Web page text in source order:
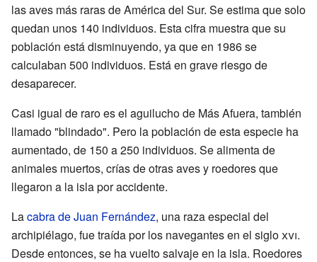
las aves más raras de América del Sur. Se estima que solo
quedan unos 140 individuos. Esta cifra muestra que su
población está disminuyendo, ya que en 1986 se
calculaban 500 individuos. Está en grave riesgo de
desaparecer.
Casi igual de raro es el aguilucho de Más Afuera, también
llamado "blindado". Pero la población de esta especie ha
aumentado, de 150 a 250 individuos. Se alimenta de
animales muertos, crías de otras aves y roedores que
llegaron a la isla por accidente.
Lacabra de Juan Fernández, una raza especial del
archipiélago, fue traída por los navegantes en el sigloxvi.
Desde entonces, se ha vuelto salvaje en la isla. Roedores